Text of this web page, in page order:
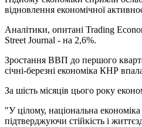
відновлення економічної
Аналітики, опитані Trading
Street Journal - на 2,6%.
Зростання ВВП до першого
січні-березні економіка КНР
За шість місяців цього року
"У цілому, національна
підтверджуючи стійкість і